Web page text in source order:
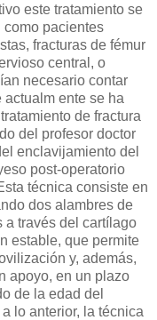
este tratamiento se
pacientes
fracturas de fémur
central, o
necesario contar
ente se ha
de fractura
del profesor doctor
enclavijamiento del
post-operatorio
técnica consiste en
dos alambres de
a través del cartílago
estable, que permite
y, además,
apoyo, en un plazo
de la edad del
lo anterior, la técnica